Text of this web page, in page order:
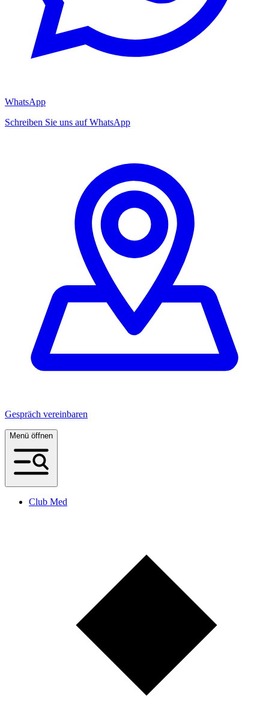
WhatsApp
Schreiben Sie uns auf WhatsApp
Gespräch vereinbaren
Menü öffnen
Club Med